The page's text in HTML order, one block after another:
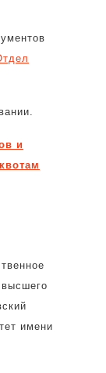
и
имени